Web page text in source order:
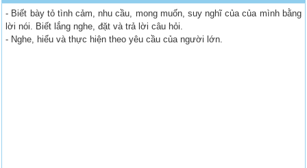
- Biết bày tỏ tình cảm, nhu cầu, mong muốn, suy nghĩ của của mình bằng
lời nói. Biết lắng nghe, đặt và trả lời câu hỏi.
- Nghe, hiểu và thực hiện theo yêu cầu của người lớn.